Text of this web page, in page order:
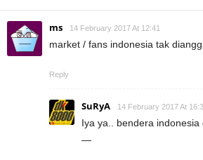
ms 14 February 2017 At 12:41
market / fans indonesia tak
Reply
SuRyA 14 February 2017 At
Iya ya.. bendera indonesia
—